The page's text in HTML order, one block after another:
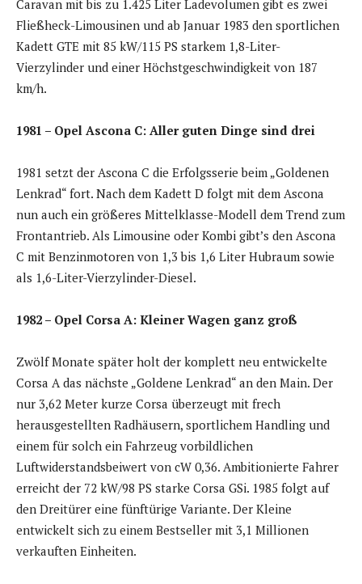
Caravan mit bis zu 1.425 Liter Ladevolumen gibt es zwei
Fließheck-Limousinen und ab Januar 1983 den sportlichen
Kadett GTE mit 85 kW/115 PS starkem 1,8-Liter-
Vierzylinder und einer Höchstgeschwindigkeit von 187
km/h.
1981 – Opel Ascona C: Aller guten Dinge sind drei
1981 setzt der Ascona C die Erfolgsserie beim „Goldenen
Lenkrad“ fort. Nach dem Kadett D folgt mit dem Ascona
nun auch ein größeres Mittelklasse-Modell dem Trend zum
Frontantrieb. Als Limousine oder Kombi gibt’s den Ascona
C mit Benzinmotoren von 1,3 bis 1,6 Liter Hubraum sowie
als 1,6-Liter-Vierzylinder-Diesel.
1982 – Opel Corsa A: Kleiner Wagen ganz groß
Zwölf Monate später holt der komplett neu entwickelte
Corsa A das nächste „Goldene Lenkrad“ an den Main. Der
nur 3,62 Meter kurze Corsa überzeugt mit frech
herausgestellten Radhäusern, sportlichem Handling und
einem für solch ein Fahrzeug vorbildlichen
Luftwiderstandsbeiwert von cW 0,36. Ambitionierte Fahrer
erreicht der 72 kW/98 PS starke Corsa GSi. 1985 folgt auf
den Dreitürer eine fünftürige Variante. Der Kleine
entwickelt sich zu einem Bestseller mit 3,1 Millionen
verkauften Einheiten.